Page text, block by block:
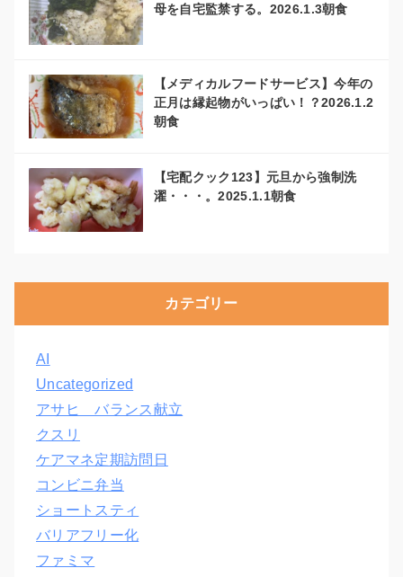
母を自宅監禁する。2026.1.3朝食
【メディカルフードサービス】今年の
正月は縁起物がいっぱい！？2026.1.2
朝食
【宅配クック123】元旦から強制洗
濯・・・。2025.1.1朝食
カテゴリー
AI
Uncategorized
アサヒ バランス献立
クスリ
ケアマネ定期訪問日
コンビニ弁当
ショートスティ
バリアフリー化
ファミマ